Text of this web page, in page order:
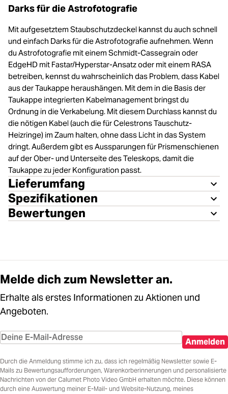
Darks für die Astrofotografie
Mit aufgesetztem Staubschutzdeckel kannst du auch schnell
und einfach Darks für die Astrofotografie aufnehmen. Wenn
du Astrofotografie mit einem Schmidt-Cassegrain oder
EdgeHD mit Fastar/Hyperstar-Ansatz oder mit einem RASA
betreiben, kennst du wahrscheinlich das Problem, dass Kabel
aus der Taukappe heraushängen. Mit dem in die Basis der
Taukappe integrierten Kabelmanagement bringst du
Ordnung in die Verkabelung. Mit diesem Durchlass kannst du
die nötigen Kabel (auch die für Celestrons Tauschutz-
Heizringe) im Zaum halten, ohne dass Licht in das System
dringt. Außerdem gibt es Aussparungen für Prismenschienen
auf der Ober- und Unterseite des Teleskops, damit die
Taukappe zu jeder Konfiguration passt.
Lieferumfang
Spezifikationen
Bewertungen
Melde dich zum Newsletter an.
Erhalte als erstes Informationen zu Aktionen und
Angeboten.
Anmelden
Durch die Anmeldung stimme ich zu, dass ich regelmäßig Newsletter sowie E-
Mails zu Bewertungsaufforderungen, Warenkorberinnerungen und personalisierte
Nachrichten von der Calumet Photo Video GmbH erhalten möchte. Diese können
durch eine Auswertung meiner E-Mail- und Website-Nutzung, meines